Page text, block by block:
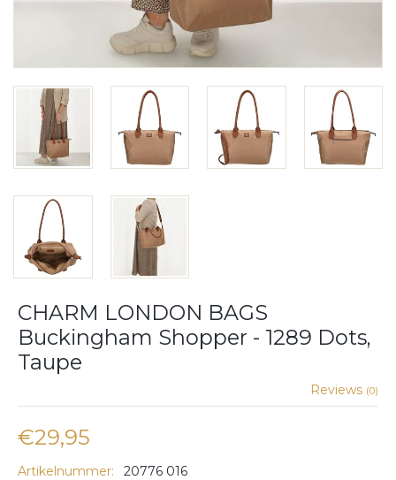
CHARM LONDON BAGS
Buckingham Shopper - 1289 Dots,
Taupe
Reviews (0)
€29,95
Artikelnummer:
20776 016